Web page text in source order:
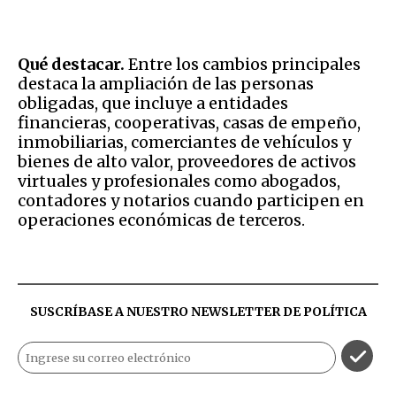
Qué destacar. Entre los cambios principales
destaca la ampliación de las personas
obligadas, que incluye a entidades
financieras, cooperativas, casas de empeño,
inmobiliarias, comerciantes de vehículos y
bienes de alto valor, proveedores de activos
virtuales y profesionales como abogados,
contadores y notarios cuando participen en
operaciones económicas de terceros.
SUSCRÍBASE A NUESTRO NEWSLETTER DEPOLÍTICA